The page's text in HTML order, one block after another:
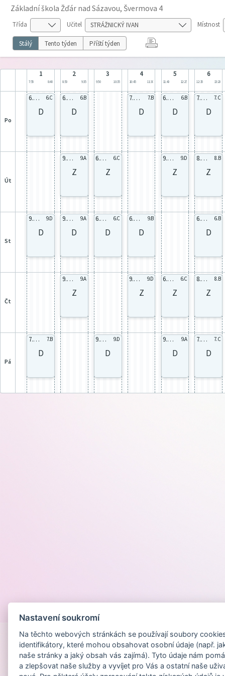
Základní škola Žďár nad Sázavou, Švermova 4
Třída Učitel Místnost
Stálý Tento týden Příští týden
1
7:55 8:40
2
8:50 9:35
3
9:50 10:35
4
10:45 11:30
5
11:40 12:25
6
12:35 13:20
po
6.C celá 6.C
D
6.B celá 6.B
D
7.B celá 7.B
D
6.A celá 6.B
D
7.C celá 7.C
D
út
9.A celá 9.A
Z
6.C celá 6.C
Z
9.D celá 9.D
Z
8.B celá 8.B
Z
st
9.D celá 9.D
D
9.A celá 9.A
D
6.C celá 6.C
D
6.A celá 9.B
D
6.B celá 6.B
D
čt
9.A celá 9.A
Z
9.D celá 9.D
Z
6.C celá 6.C
Z
8.B celá 8.B
Z
pá
7.B celá 7.B
D
9.D celá 9.D
D
9.A celá 9.A
D
7.C celá 7.C
D
Nastavení soukromí
Na těchto webových stránkách se používají soubory
identifikátory, které mohou obsahovat osobní údaje (např.
naše stránky a jaký obsah vás zajímá). Tyto údaje nám
a zlepšovat naše služby a vyvíjet pro Vás a ostatní naše